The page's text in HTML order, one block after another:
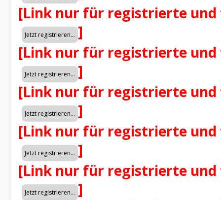
[Link nur für registrierte
]
[Link nur für registrierte
]
[Link nur für registrierte
]
[Link nur für registrierte
]
[Link nur für registrierte
]